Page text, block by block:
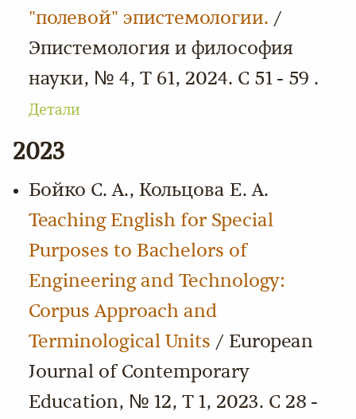
"полевой" эпистемологии. /
Эпистемология и философия
науки, № 4, Т 61, 2024. С 51 - 59 .
Детали
2023
Бойко С. А., Кольцова Е. А.
Teaching English for Special
Purposes to Bachelors of
Engineering and Technology:
Corpus Approach and
Terminological Units / European
Journal of Contemporary
Education, № 12, Т 1, 2023. С 28 -